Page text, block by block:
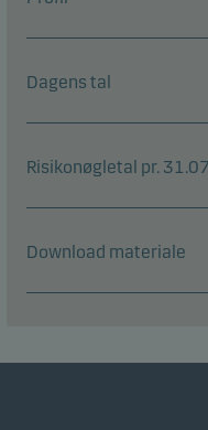
Dagens tal
Risikonøgletal pr.
Download materiale